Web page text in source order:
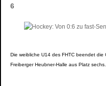
6
Die weibliche U14 des FHTC beendet
Freiberger Heubner-Halle aus Platz sechs.